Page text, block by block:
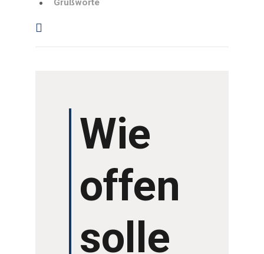
Grußworte
Wie
offen
solle